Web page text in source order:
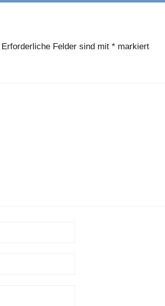
Erforderliche Felder sind mit * markiert